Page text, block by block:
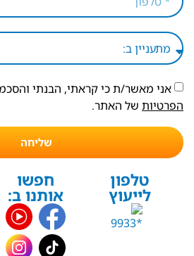
אני מאשר/ת כי קראתי, הבנתי
הפרטיות של האתר.
שליחה
טלפון
לייעוץ
חפשו
אותנו ב: